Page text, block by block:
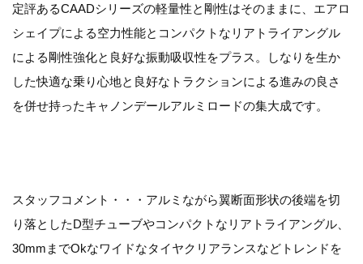
定評あるCAADシリーズの軽量性と剛性はそのままに、エアロ
シェイプによる空力性能とコンパクトなリアトライアングル
による剛性強化と良好な振動吸収性をプラス。しなりを生か
した快適な乗り心地と良好なトラクションによる進みの良さ
を併せ持ったキャノンデールアルミロードの集大成です。
スタッフコメント・・・アルミながら翼断面形状の後端を切
り落としたD型チューブやコンパクトなリアトライアングル、
30mmまでOkなワイドなタイヤクリアランスなどトレンドを